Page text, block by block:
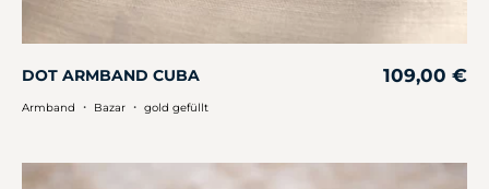
DOT ARMBAND CUBA 109,00 €
Armband ・ Bazar ・ gold gefüllt